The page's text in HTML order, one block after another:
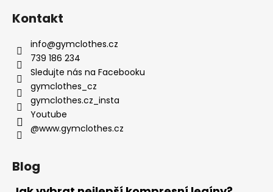
Kontakt
info@gymclothes.cz
739 186 234
Sledujte nás na Facebooku
gymclothes_cz
gymclothes.cz_insta
Youtube
@www.gymclothes.cz
Blog